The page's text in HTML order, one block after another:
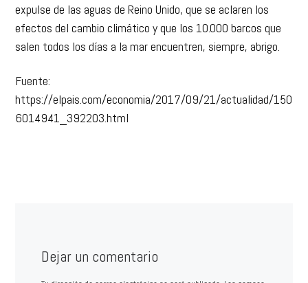
expulse de las aguas de Reino Unido, que se aclaren los
efectos del cambio climático y que los 10.000 barcos que
salen todos los días a la mar encuentren, siempre, abrigo.
Fuente:
https://elpais.com/economia/2017/09/21/actualidad/150
6014941_392203.html
Dejar un comentario